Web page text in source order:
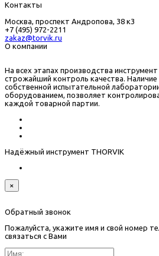
Контакты
Москва, проспект Андропова, 38 к3
+7 (495) 972-2211
zakaz@torvik.ru
О компании
На всех этапах производства
строжайший контроль качества.
собственной испытательной
оборудованием, позволяет
каждой товарной партии.
Надёжный инструмент THORVIK
×
Обратный звонок
Пожалуйста, укажите имя и свой номер
связаться с Вами